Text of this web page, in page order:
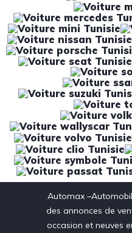
Automax
des annonces de
occasion et neuves